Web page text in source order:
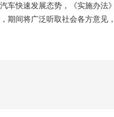
车快速发展态势，《实施办法
期间将广泛听取社会各方意见